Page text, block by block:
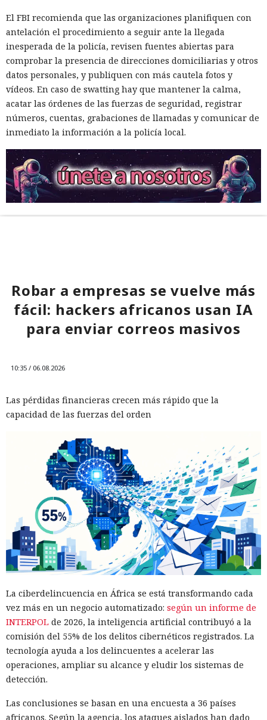
El FBI recomienda que las organizaciones planifiquen con
antelación el procedimiento a seguir ante la llegada
inesperada de la policía, revisen fuentes abiertas para
comprobar la presencia de direcciones domiciliarias y otros
datos personales, y publiquen con más cautela fotos y
vídeos. En caso de swatting hay que mantener la calma,
acatar las órdenes de las fuerzas de seguridad, registrar
números, cuentas, grabaciones de llamadas y comunicar de
inmediato la información a la policía local.
Robar a empresas se vuelve más
fácil: hackers africanos usan IA
para enviar correos masivos
10:35 / 06.08.2026
Las pérdidas financieras crecen más rápido que la
capacidad de las fuerzas del orden
La ciberdelincuencia en África se está transformando cada
vez más en un negocio automatizado: según un informe de
INTERPOL de 2026, la inteligencia artificial contribuyó a la
comisión del 55% de los delitos cibernéticos registrados. La
tecnología ayuda a los delincuentes a acelerar las
operaciones, ampliar su alcance y eludir los sistemas de
detección.
Las conclusiones se basan en una encuesta a 36 países
africanos. Según la agencia, los ataques aislados han dado